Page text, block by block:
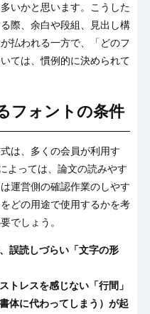
いかと思います。こうした
際、余白や段組、見出し構
払われる一方で、「どのフ
ては、慣例的に決められて
フォントの条件
は、多くの会員が利用す
よっては、論文の読みやす
運営側の確認作業のしやす
どの用途で使用するかを考
でしょう。
誤読しづらい「文字の形
トレスを感じない「行間」
体に代わってしまう）が起